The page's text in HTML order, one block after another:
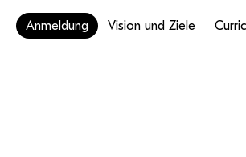
Anmeldung Vision und Ziele